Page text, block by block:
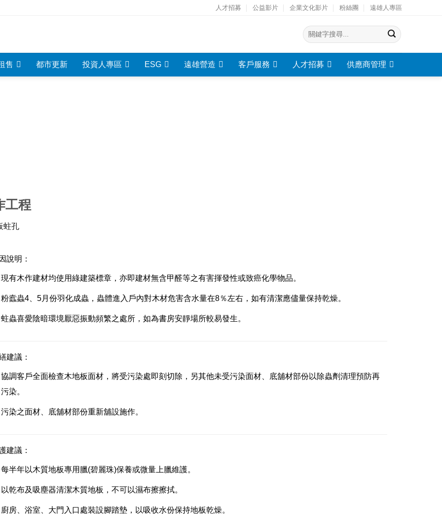
人才招募 公益影片 企業文化影片 粉絲團 遠雄人專區
售 都市更新 投資人專區 ESG 遠雄營造 客戶服務 人才招募 供應商管理
工程
蛀孔
說明：
現有木作建材均使用綠建築標章，亦即建材無含甲醛等之有害揮發性或致癌化學物品。
粉蠧蟲4、5月份羽化成蟲，蟲體進入戶內對木材危害含水量在8％左右，如有清潔應儘量保持乾燥。
蛀蟲喜愛陰暗環境厭惡振動頻繁之處所，如為書房安靜場所較易發生。
建議：
協調客戶全面檢查木地板面材，將受污染處即刻切除，另其他未受污染面材、底舖材部份以除蟲劑清理預防再
污染。
污染之面材、底舖材部份重新舖設施作。
建議：
每半年以木質地板專用臘(碧麗珠)保養或微量上臘維護。
以乾布及吸塵器清潔木質地板，不可以濕布擦擦拭。
廚房、浴室、大門入口處裝設腳踏墊，以吸收水份保持地板乾燥。